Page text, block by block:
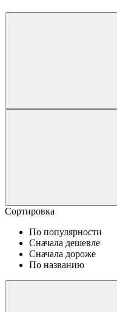
Сортировка
По популярности
Сначала дешевле
Сначала дороже
По названию